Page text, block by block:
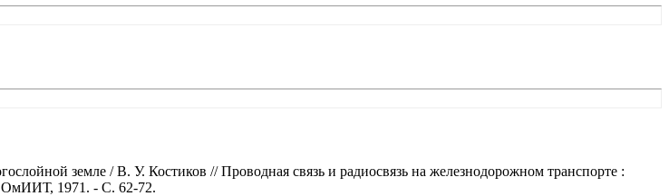
земле / В. У. Костиков // Проводная связь и радиосвязь на железнодорожном транспорте :
ОмИИТ, 1971. - С. 62-72.